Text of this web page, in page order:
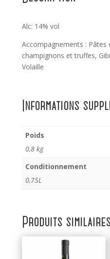
Alc: 14% vol
Accompagnements : Pâtes
champignons et truffes,
Volaille
Informations
Poids
0,8 kg
Conditionnement
0,75L
Produits